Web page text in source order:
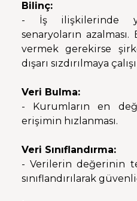
Bilinç:
- İş ilişkilerinde
senaryoların
vermek gerekirse
dışarı sızdırılmaya
Veri Bulma:
- Kurumların en
erişimin hızlanması.
Veri Sınıflandırma:
- Verilerin değerinin
sınıflandırılarak